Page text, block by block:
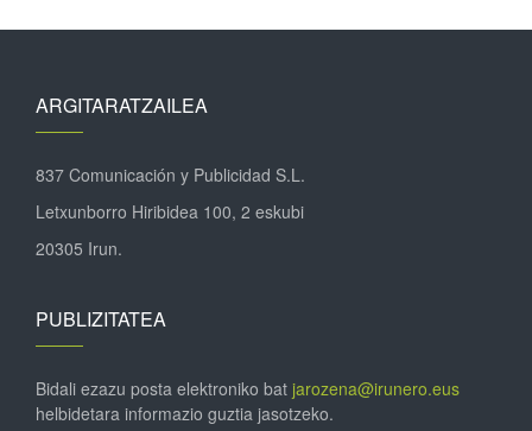
ARGITARATZAILEA
837 Comunicación y Publicidad S.L.
Letxunborro Hiribidea 100, 2 eskubi
20305 Irun.
PUBLIZITATEA
Bidali ezazu posta elektroniko bat jarozena@irunero.eus
helbidetara informazio guztia jasotzeko.